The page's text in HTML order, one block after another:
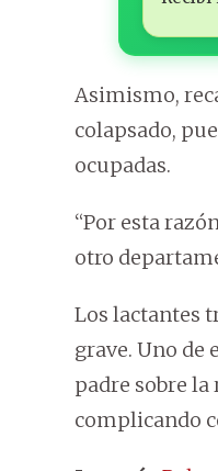
Asimismo,
colapsado,
ocupadas.
“Por esta
otro
Los lactantes
grave. Uno de
padre sobre
complicando